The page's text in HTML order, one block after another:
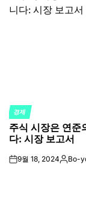
POSTED
IN
경제
주식 시장은 연준
다: 시장 보고서
on9월 18, 2024Posted
Bo-